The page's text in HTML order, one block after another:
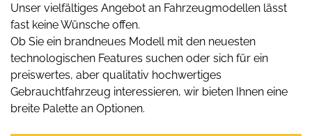
Unser vielfältiges Angebot an Fahrzeugmodellen lässt
fast keine Wünsche offen.
Ob Sie ein brandneues Modell mit den neuesten
technologischen Features suchen oder sich für ein
preiswertes, aber qualitativ hochwertiges
Gebrauchtfahrzeug interessieren, wir bieten Ihnen eine
breite Palette an Optionen.